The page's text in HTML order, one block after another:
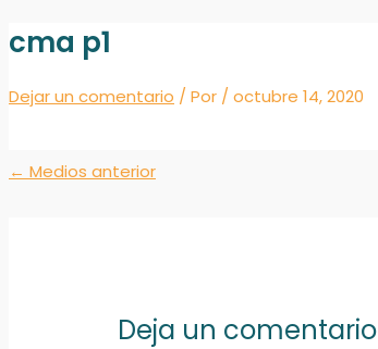
cma p1
Dejar un comentario / Por / octubre 14, 2020
← Medios anterior
Deja un comentario